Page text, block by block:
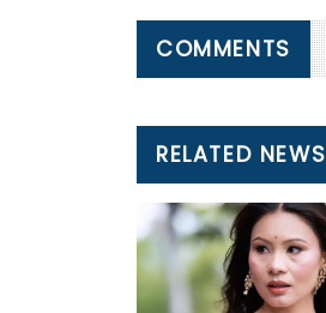
COMMENTS
RELATED NEWS